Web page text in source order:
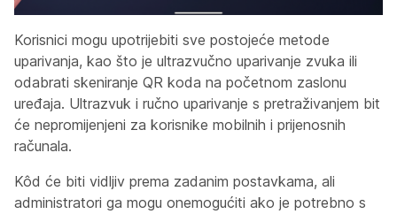
Korisnici mogu upotrijebiti sve postojeće metode
uparivanja, kao što je ultrazvučno uparivanje zvuka ili
odabrati skeniranje QR koda na početnom zaslonu
uređaja. Ultrazvuk i ručno uparivanje s pretraživanjem bit
će nepromijenjeni za korisnike mobilnih i prijenosnih
računala.
Kôd će biti vidljiv prema zadanim postavkama, ali
administratori ga mogu onemogućiti ako je potrebno s